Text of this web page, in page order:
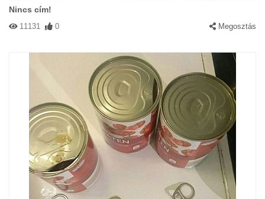
Nincs cím!
11131 0 Megosztás